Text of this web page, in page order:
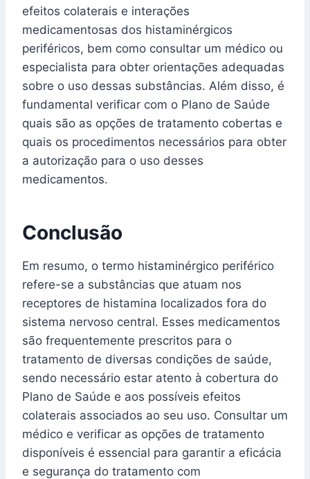
efeitos colaterais e interações
medicamentosas dos histaminérgicos
periféricos, bem como consultar um médico ou
especialista para obter orientações adequadas
sobre o uso dessas substâncias. Além disso, é
fundamental verificar com o Plano de Saúde
quais são as opções de tratamento cobertas e
quais os procedimentos necessários para obter
a autorização para o uso desses
medicamentos.
Conclusão
Em resumo, o termo histaminérgico periférico
refere-se a substâncias que atuam nos
receptores de histamina localizados fora do
sistema nervoso central. Esses medicamentos
são frequentemente prescritos para o
tratamento de diversas condições de saúde,
sendo necessário estar atento à cobertura do
Plano de Saúde e aos possíveis efeitos
colaterais associados ao seu uso. Consultar um
médico e verificar as opções de tratamento
disponíveis é essencial para garantir a eficácia
e segurança do tratamento com